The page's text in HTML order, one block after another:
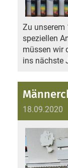
Zu unserem
speziellen
müssen wir
ins nächste
18.09.2020